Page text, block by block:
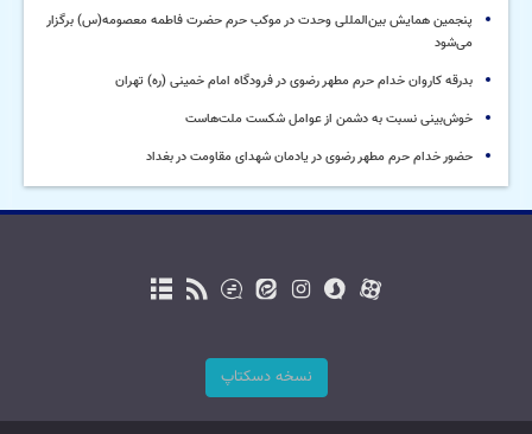
پنجمین همایش بین‌المللی وحدت در موکب حرم حضرت فاطمه معصومه(س) برگزار
می‌شود
بدرقه کاروان خدام حرم مطهر رضوی در فرودگاه امام خمینی (ره) تهران
خوش‌بینی نسبت به دشمن از عوامل شکست ملت‌هاست
حضور خدام حرم مطهر رضوی در یادمان شهدای مقاومت در بغداد
نسخه دسکتاپ